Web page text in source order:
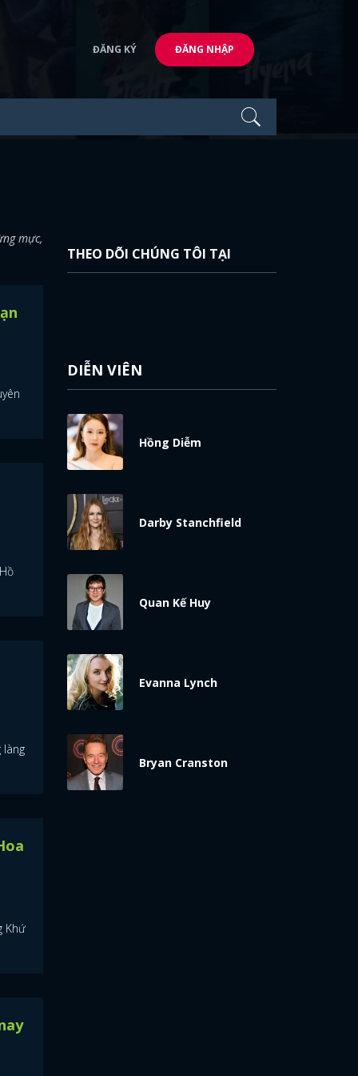
ĐĂNG KÝ ĐĂNG NHẬP
mực,
làng
Khứ
THEO DÕI CHÚNG TÔI TẠI
DIỄN VIÊN
Hồng Diễm
Darby Stanchfield
Quan Kế Huy
Evanna Lynch
Bryan Cranston